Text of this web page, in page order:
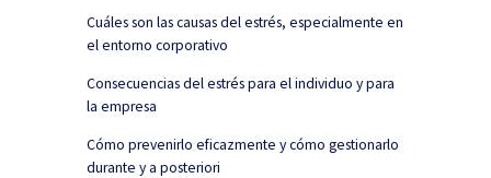
Cuáles son las causas del estrés, especialmente en
el entorno corporativo
Consecuencias del estrés para el individuo y para
la empresa
Cómo prevenirlo eficazmente y cómo gestionarlo
durante y a posteriori